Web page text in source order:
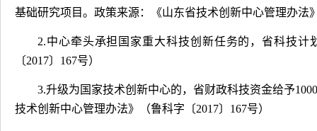
基础研究项目。政策来源：《山东省技术创新中心管理办法
2.中心牵头承担国家重大科技创新任务的，省科技
〔2017〕 167号）
3.升级为国家技术创新中心的，省财政科技资金给予
技术创新中心管理办法》（鲁科字〔2017〕 167号）